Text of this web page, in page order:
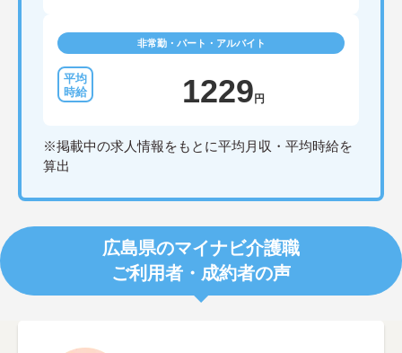
非常勤・パート・アルバイト
1229 円
※掲載中の求人情報をもとに平均月収・平均時給を
算出
広島県のマイナビ介護職
ご利用者・成約者の声